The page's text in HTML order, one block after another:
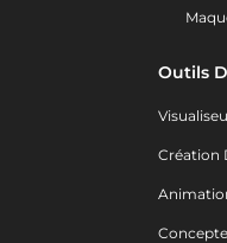
Outils
Création